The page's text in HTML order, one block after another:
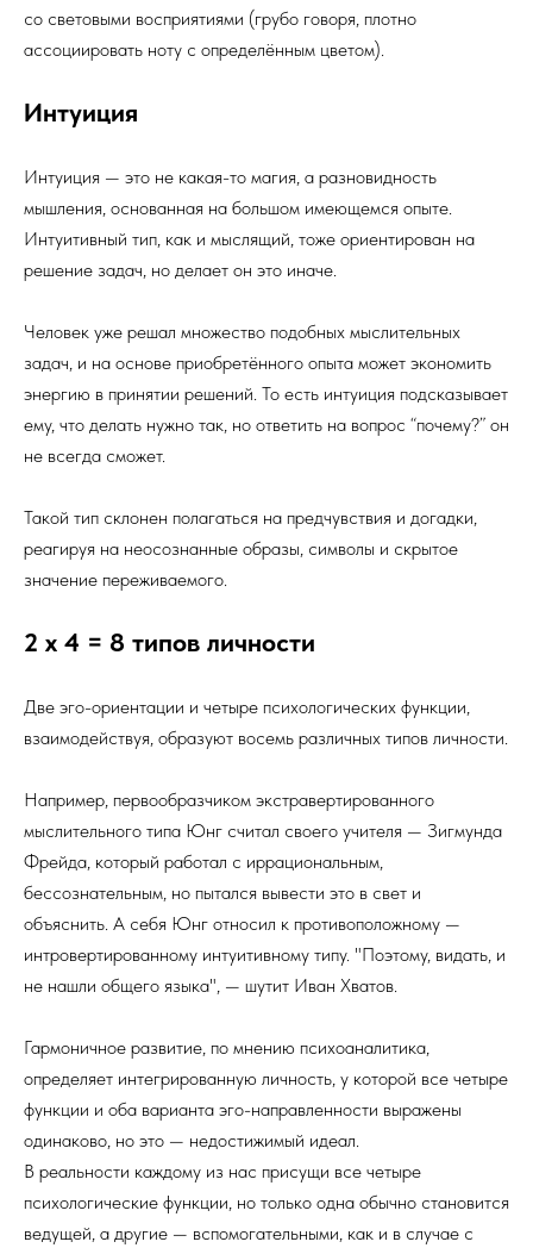
со световыми восприятиями (грубо говоря, плотно
ассоциировать ноту с определённым цветом).
Интуиция
Интуиция — это не какая-то магия, а разновидность
мышления, основанная на большом имеющемся опыте.
Интуитивный тип, как и мыслящий, тоже ориентирован на
решение задач, но делает он это иначе.
Человек уже решал множество подобных мыслительных
задач, и на основе приобретённого опыта может экономить
энергию в принятии решений. То есть интуиция подсказывает
ему, что делать нужно так, но ответить на вопрос “почему?” он
не всегда сможет.
Такой тип склонен полагаться на предчувствия и догадки,
реагируя на неосознанные образы, символы и скрытое
значение переживаемого.
2 х 4 = 8 типов личности
Две эго-ориентации и четыре психологических функции,
взаимодействуя, об­разуют восемь различных типов личности.
Например, первообразчиком экстравертированного
мыслительного типа Юнг считал своего учителя — Зигмунда
Фрейда, который работал с иррациональным,
бессознательным, но пытался вывести это в свет и
объяснить. А себя Юнг относил к противоположному —
интровертированному интуитивному типу. "Поэтому, видать, и
не нашли общего языка", — шутит Иван Хватов.
Гармоничное развитие, по мнению психоаналитика,
определяет интегрированную личность, у которой все четыре
функции и оба варианта эго-направленности выражены
одинаково, но это — недостижимый идеал.
В реальности каждому из нас присущи все четыре
психологические функции, но только одна обычно становится
ведущей, а другие — вспомогательными, как и в случае с